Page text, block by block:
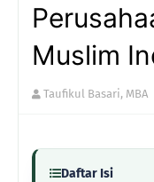
Muslim
Taufikul Basari, MBA
Daftar Isi